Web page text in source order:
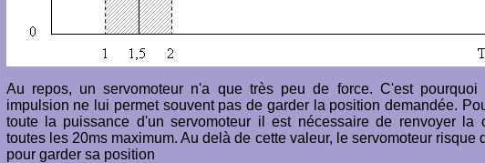
Au repos, un servomoteur n'a que très peu de force. C'est pourquoi
impulsion ne lui permet souvent pas de garder la position demandée.
toute la puissance d'un servomoteur il est nécessaire de renvoyer la
toutes les 20ms maximum. Au delà de cette valeur, le servomoteur risque
pour garder sa position